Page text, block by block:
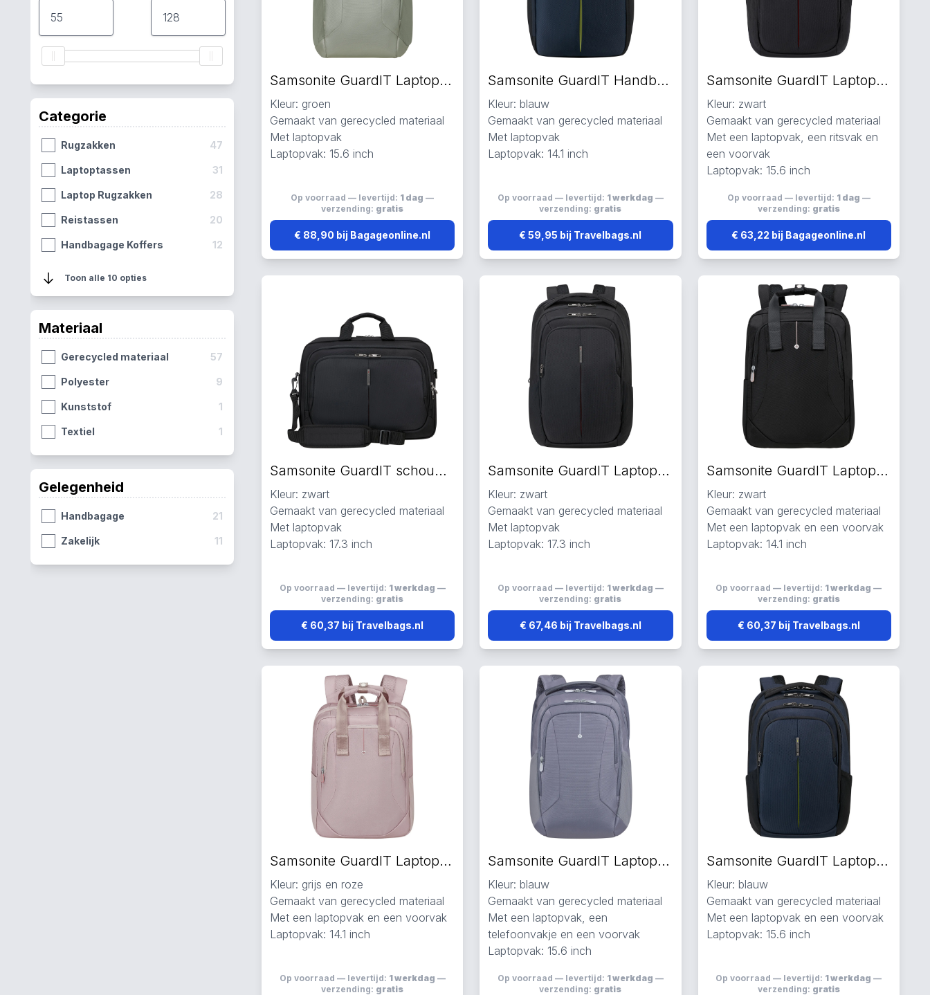
Categorie
Rugzakken 47
Laptoptassen 31
Laptop Rugzakken 28
Reistassen 20
Handbagage Koffers 12
Weekendtassen 10
Toon alle 10 opties
Materiaal
Gerecycled materiaal 57
Polyester 9
Kunststof 1
Textiel 1
Gelegenheid
Handbagage 21
Zakelijk 11
Samsonite GuardIT Laptop Rugzakken groen
Kleur: groen
Gemaakt van gerecycled materiaal
Met laptopvak
Laptopvak: 15.6 inch
Op voorraad — levertijd: 1 dag —
verzending: gratis
€ 88,90 bij Bagageonline.nl
Samsonite GuardIT Handbagage koffers blauw
Kleur: blauw
Gemaakt van gerecycled materiaal
Met laptopvak
Laptopvak: 14.1 inch
Op voorraad — levertijd: 1 werkdag —
verzending: gratis
€ 59,95 bij Travelbags.nl
Samsonite GuardIT Laptop Rugzakken zwart
Kleur: zwart
Gemaakt van gerecycled materiaal
Met een laptopvak, een ritsvak en
een voorvak
Laptopvak: 15.6 inch
Op voorraad — levertijd: 1 dag —
verzending: gratis
€ 63,22 bij Bagageonline.nl
Samsonite GuardIT schoudertas zwart
Kleur: zwart
Gemaakt van gerecycled materiaal
Met laptopvak
Laptopvak: 17.3 inch
Op voorraad — levertijd: 1 werkdag —
verzending: gratis
€ 60,37 bij Travelbags.nl
Samsonite GuardIT Laptop Rugzakken zwart
Kleur: zwart
Gemaakt van gerecycled materiaal
Met laptopvak
Laptopvak: 17.3 inch
Op voorraad — levertijd: 1 werkdag —
verzending: gratis
€ 67,46 bij Travelbags.nl
Samsonite GuardIT Laptop Rugzakken zwart
Kleur: zwart
Gemaakt van gerecycled materiaal
Met een laptopvak en een voorvak
Laptopvak: 14.1 inch
Op voorraad — levertijd: 1 werkdag —
verzending: gratis
€ 60,37 bij Travelbags.nl
Samsonite GuardIT Laptop Rugzakken grijs
Kleur: grijs en roze
Gemaakt van gerecycled materiaal
Met een laptopvak en een voorvak
Laptopvak: 14.1 inch
Op voorraad — levertijd: 1 werkdag —
verzending: gratis
Samsonite GuardIT Laptop Rugzakken blauw
Kleur: blauw
Gemaakt van gerecycled materiaal
Met een laptopvak, een
telefoonvakje en een voorvak
Laptopvak: 15.6 inch
Op voorraad — levertijd: 1 werkdag —
verzending: gratis
Samsonite GuardIT Laptop Rugzakken blauw
Kleur: blauw
Gemaakt van gerecycled materiaal
Met een laptopvak en een voorvak
Laptopvak: 15.6 inch
Op voorraad — levertijd: 1 werkdag —
verzending: gratis